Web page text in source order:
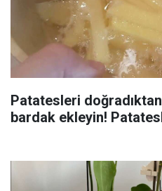
Patatesleri
bardak ekleyin!